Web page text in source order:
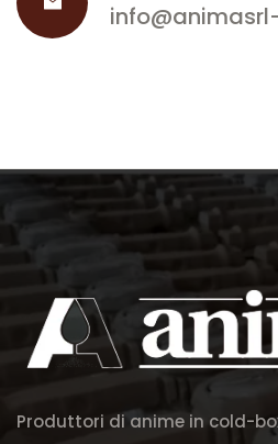
Produttori di anime in cold-